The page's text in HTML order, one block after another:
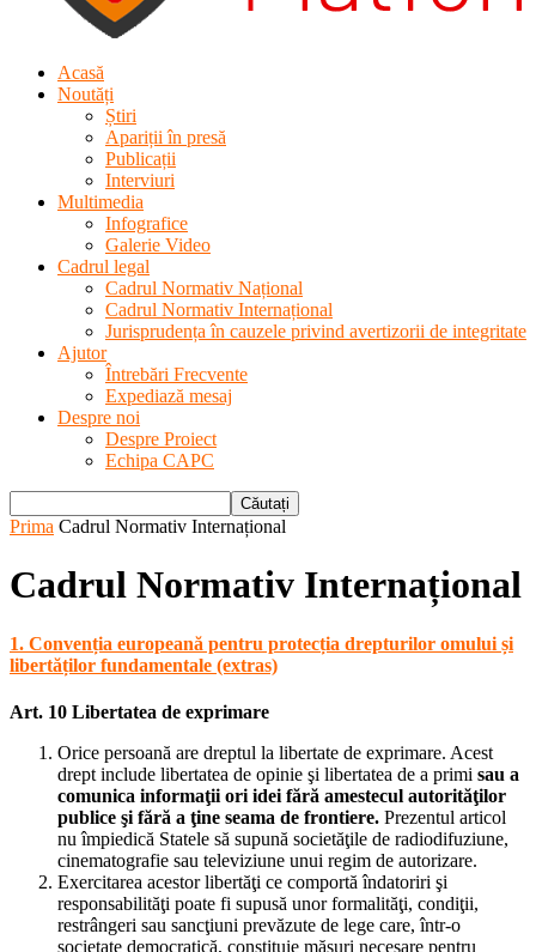
Acasă
Noutăți
Știri
Apariții în presă
Publicații
Interviuri
Multimedia
Infografice
Galerie Video
Cadrul legal
Cadrul Normativ Național
Cadrul Normativ Internațional
Jurisprudența în cauzele privind avertizorii de integritate
Ajutor
Întrebări Frecvente
Expediază mesaj
Despre noi
Despre Proiect
Echipa CAPC
Prima Cadrul Normativ Internațional
Cadrul Normativ Internațional
1. Convenția europeană pentru protecția drepturilor omului și
libertăților fundamentale (extras)
Art. 10 Libertatea de exprimare
Orice persoană are dreptul la libertate de exprimare. Acest
drept include libertatea de opinie şi libertatea de a primi sau a
comunica informaţii ori idei fără amestecul autorităţilor
publice şi fără a ţine seama de frontiere. Prezentul articol
nu împiedică Statele să supună societăţile de radiodifuziune,
cinematografie sau televiziune unui regim de autorizare.
Exercitarea acestor libertăţi ce comportă îndatoriri şi
responsabilităţi poate fi supusă unor formalităţi, condiţii,
restrângeri sau sancţiuni prevăzute de lege care, într-o
societate democratică, constituie măsuri necesare pentru